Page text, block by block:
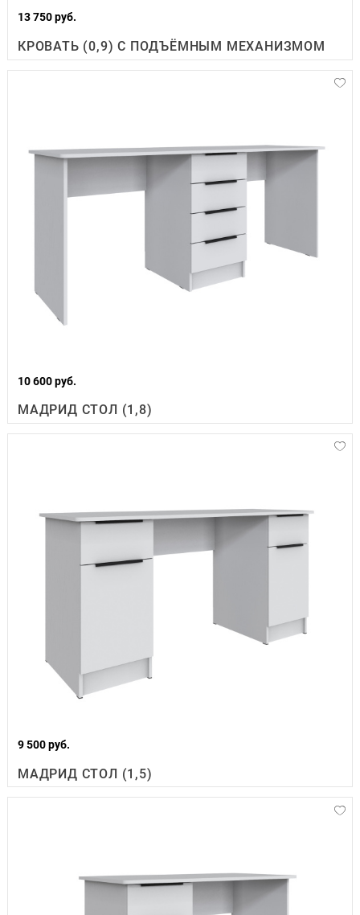
13 750 руб.
КРОВАТЬ (0,9) С ПОДЪЁМНЫМ МЕХАНИЗМОМ
10 600 руб.
МАДРИД СТОЛ (1,8)
9 500 руб.
МАДРИД СТОЛ (1,5)